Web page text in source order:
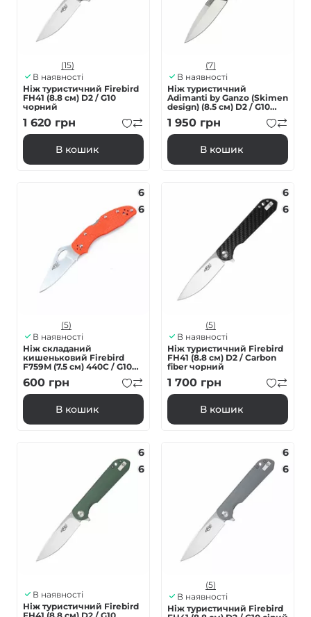
(15)
В наявності
Ніж туристичний Firebird
FH41 (8.8 см) D2 / G10
чорний
1 620 грн
В кошик
(7)
В наявності
Нiж туристичний
Adimanti by Ganzo (Skimen
design) (8.5 см) D2 / G10
чорний
1 950 грн
В кошик
6
6
(5)
В наявності
Ніж складаний
кишеньковий Firebird
F759M (7.5 см) 440C / G10
нейлон помаранчевий
600 грн
В кошик
6
6
(5)
В наявності
Ніж туристичний Firebird
FH41 (8.8 см) D2 / Carbon
fiber чорний
1 700 грн
В кошик
6
6
В наявності
Ніж туристичний Firebird
6
6
(5)
В наявності
Ніж туристичний Firebird